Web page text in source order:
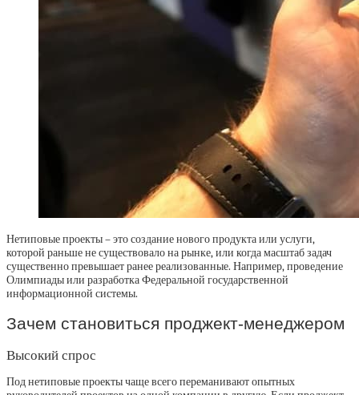
Нетиповые проекты – это создание нового продукта или услуги,
которой раньше не существовало на рынке, или когда масштаб задач
существенно превышает ранее реализованные. Например, проведение
Олимпиады или разработка Федеральной государственной
информационной системы.
Зачем становиться проджект-менеджером
Высокий спрос
Под нетиповые проекты чаще всего переманивают опытных